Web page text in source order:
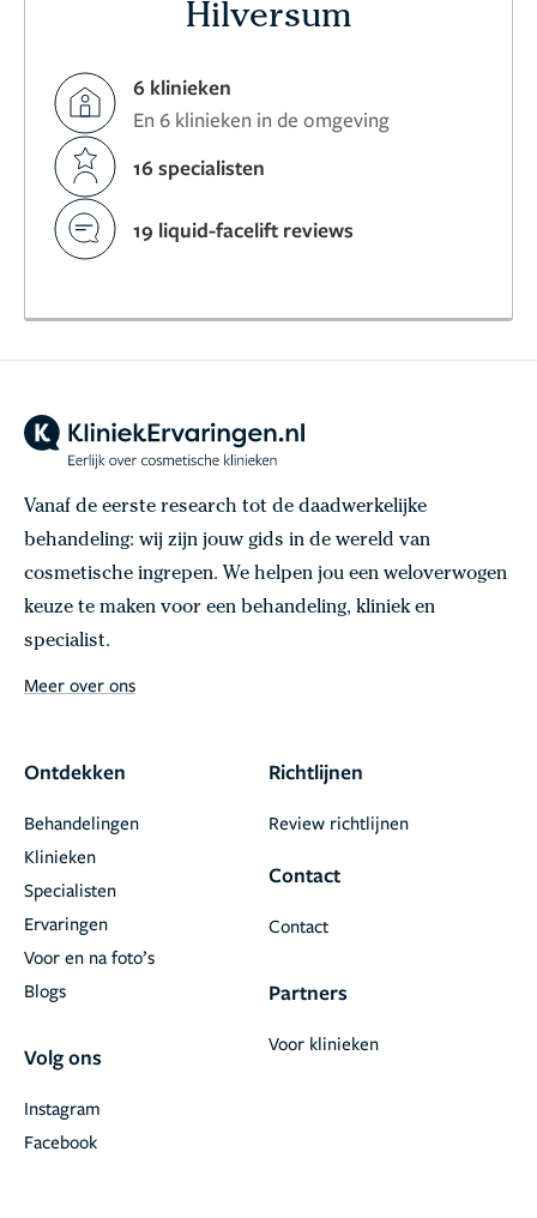
Hilversum
6 klinieken
En 6 klinieken in de omgeving
16 specialisten
19 liquid-facelift reviews
Vanaf de eerste research tot de daadwerkelijke
behandeling: wij zijn jouw gids in de wereld van
cosmetische ingrepen. We helpen jou een weloverwogen
keuze te maken voor een behandeling, kliniek en
specialist.
Meer over ons
Ontdekken
Behandelingen
Klinieken
Specialisten
Ervaringen
Voor en na foto’s
Blogs
Volg ons
Facebook
Instagram
Richtlijnen
Review richtlijnen
Contact
Contact
Partners
Voor klinieken